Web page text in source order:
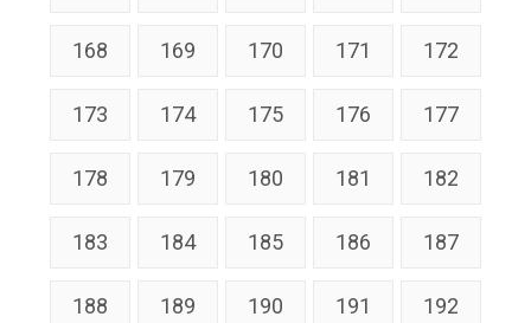
168 169 170 171 172
173 174 175 176 177
178 179 180 181 182
183 184 185 186 187
188 189 190 191 192